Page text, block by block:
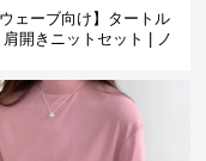
ウェーブ向け】タートル
肩開きニットセット | ノ